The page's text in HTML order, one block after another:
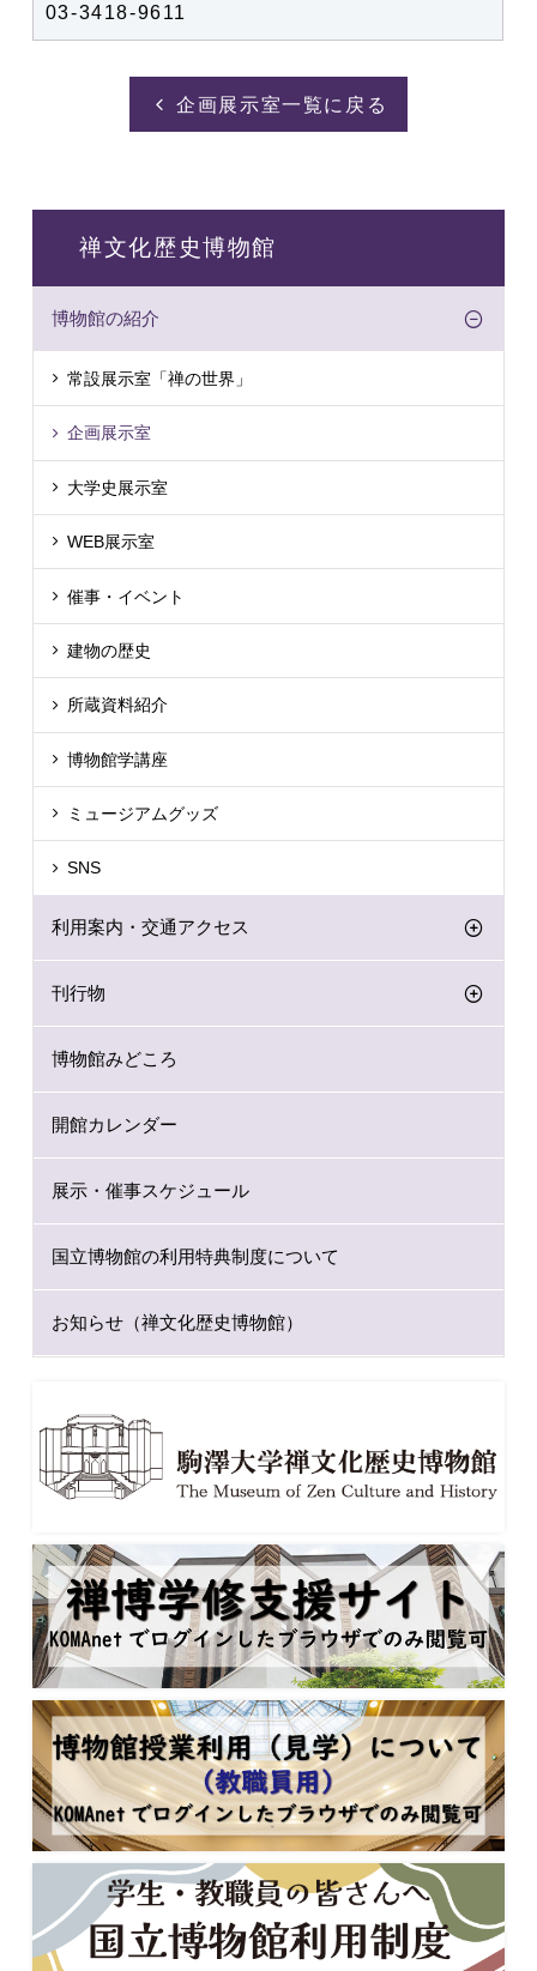
03-3418-9611
企画展示室一覧に戻る
禅文化歴史博物館
博物館の紹介
常設展示室「禅の世界」
企画展示室
大学史展示室
WEB展示室
催事・イベント
建物の歴史
所蔵資料紹介
博物館学講座
ミュージアムグッズ
SNS
利用案内・交通アクセス
刊行物
博物館みどころ
開館カレンダー
展示・催事スケジュール
国立博物館の利用特典制度について
お知らせ（禅文化歴史博物館）